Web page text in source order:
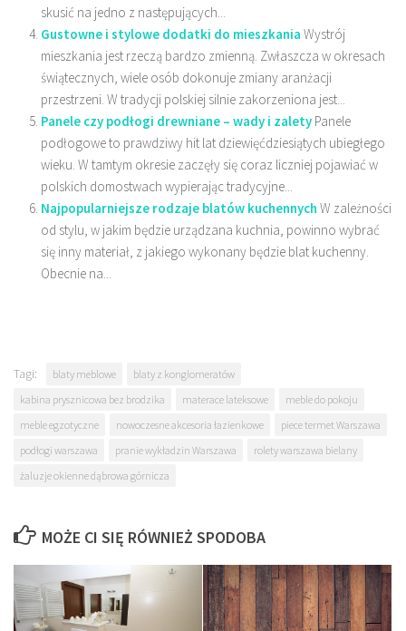
skusić na jedno z następujących...
Gustowne i stylowe dodatki do mieszkania Wystrój
mieszkania jest rzeczą bardzo zmienną. Zwłaszcza w okresach
świątecznych, wiele osób dokonuje zmiany aranżacji
przestrzeni. W tradycji polskiej silnie zakorzeniona jest...
Panele czy podłogi drewniane – wady i zalety Panele
podłogowe to prawdziwy hit lat dziewięćdziesiątych ubiegłego
wieku. W tamtym okresie zaczęły się coraz liczniej pojawiać w
polskich domostwach wypierając tradycyjne...
Najpopularniejsze rodzaje blatów kuchennych W zależności
od stylu, w jakim będzie urządzana kuchnia, powinno wybrać
się inny materiał, z jakiego wykonany będzie blat kuchenny.
Obecnie na...
Tagi: blaty meblowe
blaty z konglomeratów
kabina prysznicowa bez brodzika
materace lateksowe
meble do pokoju
meble egzotyczne
nowoczesne akcesoria łazienkowe
piece termet Warszawa
podłogi warszawa
pranie wykładzin Warszawa
rolety warszawa bielany
żaluzje okienne dąbrowa górnicza
MOŻE CI SIĘ RÓWNIEŻ SPODOBA